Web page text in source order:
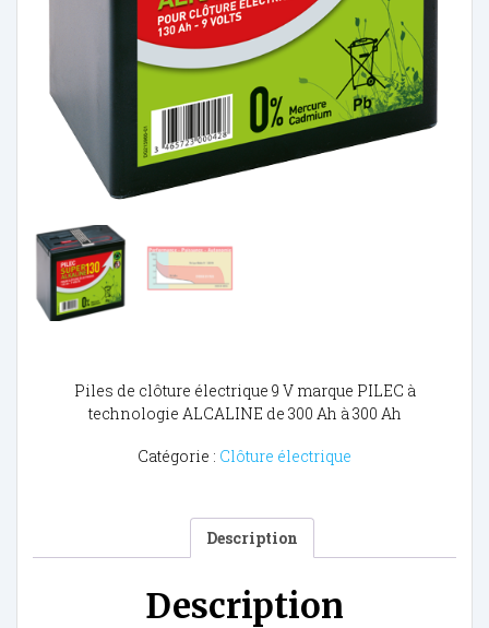
Piles de clôture électrique 9 V marque PILEC à
technologie ALCALINE de 300 Ah à 300 Ah
Catégorie : Clôture électrique
Description
Description